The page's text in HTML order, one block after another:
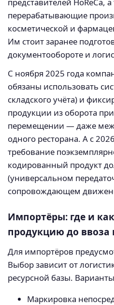
перерабатывающие
косметической и
Им стоит заранее
документообороте и
С ноября 2025 года
обязаны использовать
складского учёта) и
продукции из оборота
перемещении — даже
одного ресторана. А с
требование
кодированный продукт
(универсальном
сопровождающем
Импортёры: где и
продукцию до ввоза
Для импортёров
Выбор зависит от
ресурсной базы.
Маркировка